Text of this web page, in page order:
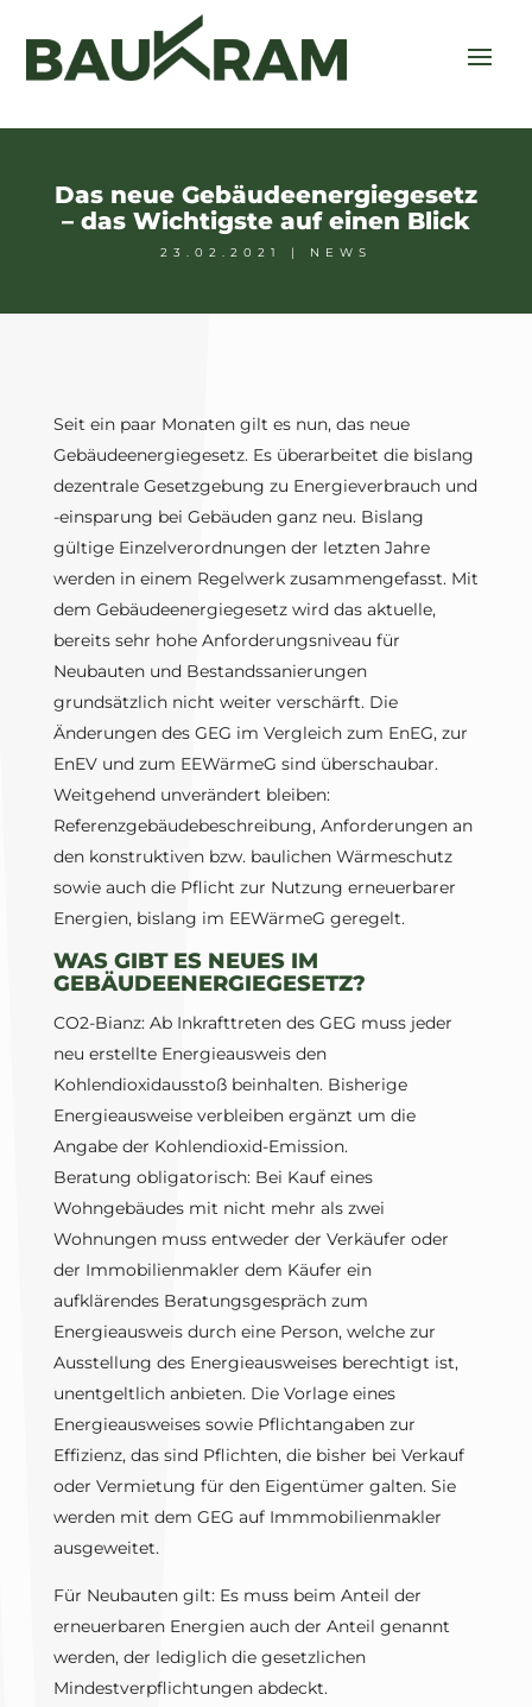
Das neue Gebäudeenergiegesetz
– das Wichtigste auf einen Blick
23.02.2021 | NEWS
Seit ein paar Monaten gilt es nun, das neue
Gebäudeenergiegesetz. Es überarbeitet die bislang
dezentrale Gesetzgebung zu Energieverbrauch und
-einsparung bei Gebäuden ganz neu. Bislang
gültige Einzelverordnungen der letzten Jahre
werden in einem Regelwerk zusammengefasst. Mit
dem Gebäudeenergiegesetz wird das aktuelle,
bereits sehr hohe Anforderungsniveau für
Neubauten und Bestandssanierungen
grundsätzlich nicht weiter verschärft. Die
Änderungen des GEG im Vergleich zum EnEG, zur
EnEV und zum EEWärmeG sind überschaubar.
Weitgehend unverändert bleiben:
Referenzgebäudebeschreibung, Anforderungen an
den konstruktiven bzw. baulichen Wärmeschutz
sowie auch die Pflicht zur Nutzung erneuerbarer
Energien, bislang im EEWärmeG geregelt.
WAS GIBT ES NEUES IM
GEBÄUDEENERGIEGESETZ?
CO2-Bianz: Ab Inkrafttreten des GEG muss jeder
neu erstellte Energieausweis den
Kohlendioxidausstoß beinhalten. Bisherige
Energieausweise verbleiben ergänzt um die
Angabe der Kohlendioxid-Emission.
Beratung obligatorisch: Bei Kauf eines
Wohngebäudes mit nicht mehr als zwei
Wohnungen muss entweder der Verkäufer oder
der Immobilienmakler dem Käufer ein
aufklärendes Beratungsgespräch zum
Energieausweis durch eine Person, welche zur
Ausstellung des Energieausweises berechtigt ist,
unentgeltlich anbieten. Die Vorlage eines
Energieausweises sowie Pflichtangaben zur
Effizienz, das sind Pflichten, die bisher bei Verkauf
oder Vermietung für den Eigentümer galten. Sie
werden mit dem GEG auf Immmobilienmakler
ausgeweitet.
Für Neubauten gilt: Es muss beim Anteil der
erneuerbaren Energien auch der Anteil genannt
werden, der lediglich die gesetzlichen
Mindestverpflichtungen abdeckt.